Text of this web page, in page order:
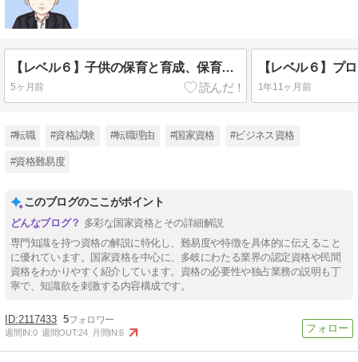
【レベル６】子供の保育と育成、保育士資格についてを語ります
5ヶ月前 1年11ヶ月前
#転職 #資格試験 #転職理由 #国家資格 #ビジネス資格
#資格難易度
このブログのここがポイント
多彩な国家資格とその詳細解説
専門知識を持つ資格の解説に特化し、難易度や特徴を具体的に伝えること
に優れています。国家資格を中心に、多岐にわたる業界の認定資格や民間
資格をわかりやすく紹介しています。資格の必要性や独占業務の説明も丁
寧で、知識欲を刺激する内容構成です。
2117433 5
週間IN:0 週間OUT:24 月間IN:6